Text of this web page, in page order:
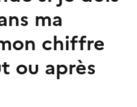
ma
chiffre
ou après